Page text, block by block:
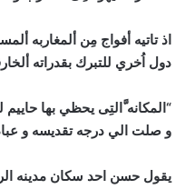
اذ تاتيه أفواج مِن ألمغاربه
دول اُخري للتبرك بقدراته
“المكانه َّالتِى يحظي بها
و صلت الي درجه تقديسه و
يقول حسن احد سكان مدينه